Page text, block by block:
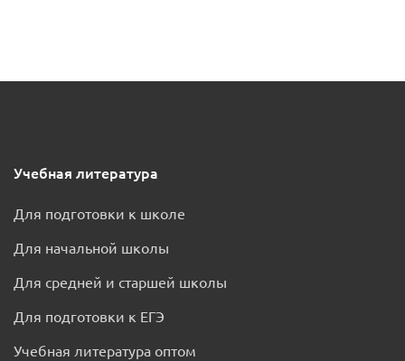
Учебная литература
Для подготовки к школе
Для начальной школы
Для средней и старшей школы
Для подготовки к ЕГЭ
Учебная литература оптом